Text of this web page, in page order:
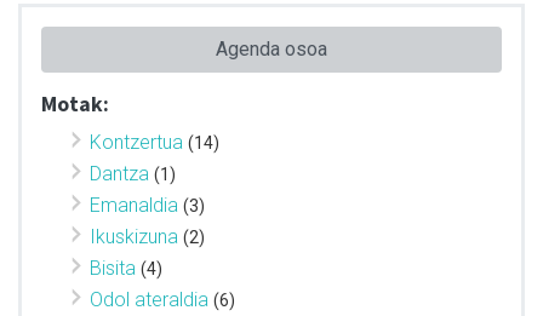
Agenda osoa
Motak:
Kontzertua (14)
Dantza (1)
Emanaldia (3)
Ikuskizuna (2)
Bisita (4)
Odol ateraldia (6)